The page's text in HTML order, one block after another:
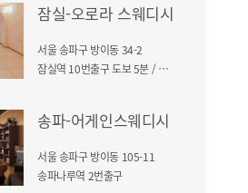
잠실-오로라 스웨디시
서울 송파구 방이동 34-2
잠실역 10번출구 도보 5분 / 현대드림밸리 건물 4층
송파-어게인스웨디시
서울 송파구 방이동 105-11
송파나루역 2번출구